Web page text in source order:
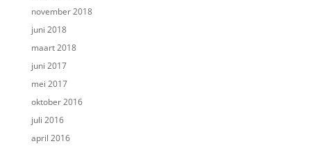
november 2018
juni 2018
maart 2018
juni 2017
mei 2017
oktober 2016
juli 2016
april 2016